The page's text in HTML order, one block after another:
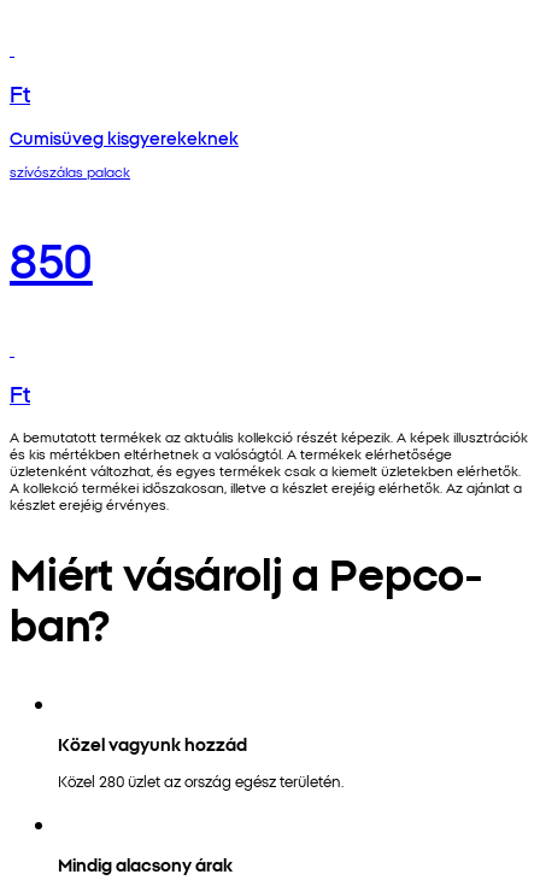
Ft
Cumisüveg kisgyerekeknek
szívószálas palack
850
Ft
A bemutatott termékek az aktuális kollekció részét képezik. A képek illusztrációk
és kis mértékben eltérhetnek a valóságtól. A termékek elérhetősége
üzletenként változhat, és egyes termékek csak a kiemelt üzletekben elérhetők.
A kollekció termékei időszakosan, illetve a készlet erejéig elérhetők. Az ajánlat a
készlet erejéig érvényes.
Miért vásárolj a Pepco-
ban?
Közel vagyunk hozzád
Közel 280 üzlet az ország egész területén.
Mindig alacsony árak